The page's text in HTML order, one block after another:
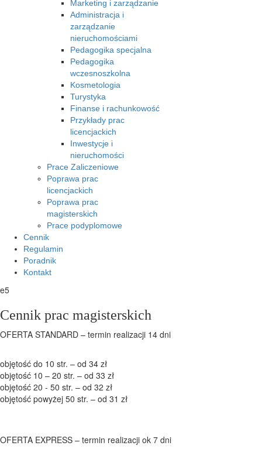
Marketing i zarządzanie
Administracja i
zarządzanie
nieruchomościami
Pedagogika specjalna
Pedagogika
wczesnoszkolna
Kosmetologia
Turystyka
Finanse i rachunkowość
Przykłady prac
licencjackich
Inwestycje i
nieruchomości
Prace Zaliczeniowe
Poprawa prac
licencjackich
Poprawa prac
magisterskich
Prace podyplomowe
Cennik
Regulamin
Poradnik
Kontakt
e5
Cennik prac magisterskich
OFERTA STANDARD – termin realizacji 14 dni
objętość do 10 str. – od 34 zł
objętość 10 – 20 str. – od 33 zł
objętość 20 - 50 str. – od 32 zł
objętość powyżej 50 str. – od 31 zł
OFERTA EXPRESS – termin realizacji ok 7 dni